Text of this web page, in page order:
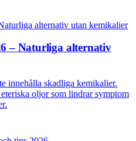
– Naturliga alternativ
innehålla skadliga kemikalier.
oljor som lindrar symptom